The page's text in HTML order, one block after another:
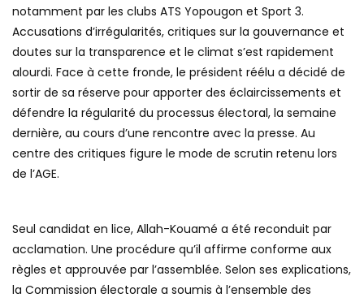
notamment par les clubs ATS Yopougon et Sport 3.
Accusations d’irrégularités, critiques sur la gouvernance et
doutes sur la transparence et le climat s’est rapidement
alourdi. Face à cette fronde, le président réélu a décidé de
sortir de sa réserve pour apporter des éclaircissements et
défendre la régularité du processus électoral, la semaine
dernière, au cours d’une rencontre avec la presse. Au
centre des critiques figure le mode de scrutin retenu lors
de l’AGE.
Seul candidat en lice, Allah-Kouamé a été reconduit par
acclamation. Une procédure qu’il affirme conforme aux
règles et approuvée par l’assemblée. Selon ses explications,
la Commission électorale a soumis à l’ensemble des